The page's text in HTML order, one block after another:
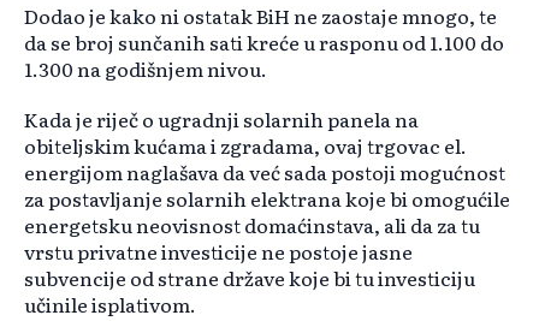
Dodao je kako ni ostatak BiH ne zaostaje mnogo, te
da se broj sunčanih sati kreće u rasponu od 1.100 do
1.300 na godišnjem nivou.
Kada je riječ o ugradnji solarnih panela na
obiteljskim kućama i zgradama, ovaj trgovac el.
energijom naglašava da već sada postoji mogućnost
za postavljanje solarnih elektrana koje bi omogućile
energetsku neovisnost domaćinstava, ali da za tu
vrstu privatne investicije ne postoje jasne
subvencije od strane države koje bi tu investiciju
učinile isplativom.